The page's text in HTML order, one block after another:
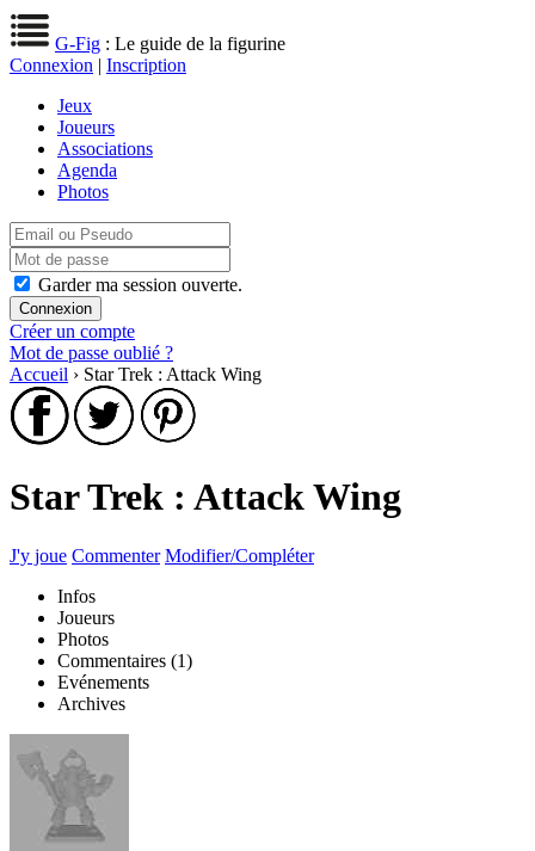
G-Fig : Le guide de la figurine
Connexion | Inscription
Jeux
Joueurs
Associations
Agenda
Photos
Garder ma session ouverte.
Créer un compte
Mot de passe oublié ?
Accueil › Star Trek : Attack Wing
Star Trek : Attack Wing
J'y joue Commenter Modifier/Compléter
Infos
Joueurs
Photos
Commentaires (1)
Evénements
Archives